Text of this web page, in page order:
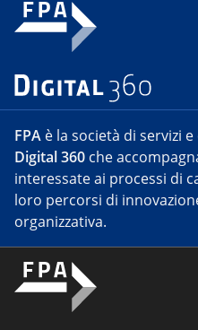
FPA è la società di servizi
Digital 360 che
interessate ai processi di
loro percorsi di
organizzativa.